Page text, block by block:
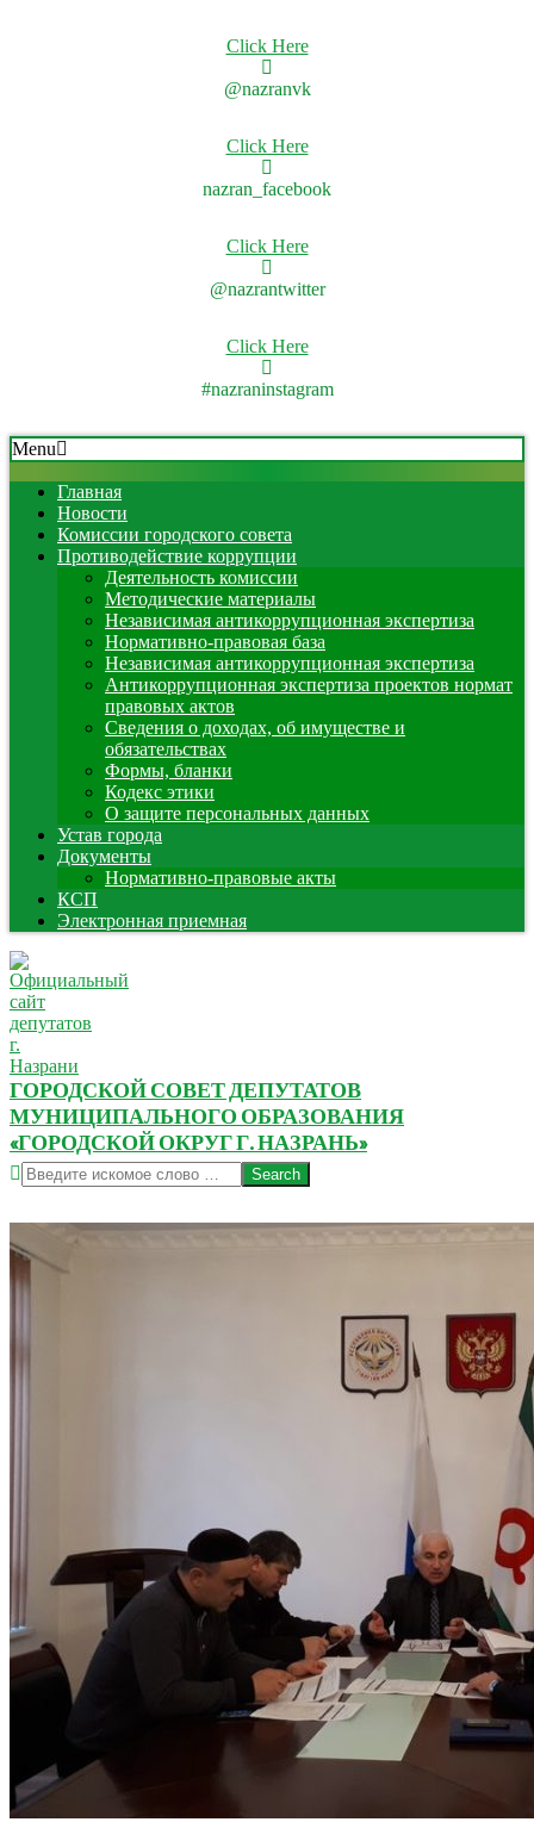
Click Here
@nazranvk
Click Here
nazran_facebook
Click Here
@nazrantwitter
Click Here
#nazraninstagram
Skip
to
content
Secondary
Navigation
Menu
Menu
Главная
Новости
Комиссии городского совета
Противодействие коррупции
Деятельность комиссии
Методические материалы
Независимая антикоррупционная экспертиза
Нормативно-правовая база
Независимая антикоррупционная экспертиза
Антикоррупционная экспертиза проектов нормат
правовых актов
Сведения о доходах, об имуществе и
обязательствах
Формы, бланки
Кодекс этики
О защите персональных данных
Устав города
Документы
Нормативно-правовые акты
КСП
Электронная приемная
ГОРОДСКОЙ СОВЕТ ДЕПУТАТОВ
МУНИЦИПАЛЬНОГО ОБРАЗОВАНИЯ
«ГОРОДСКОЙ ОКРУГ Г. НАЗРАНЬ»
Search